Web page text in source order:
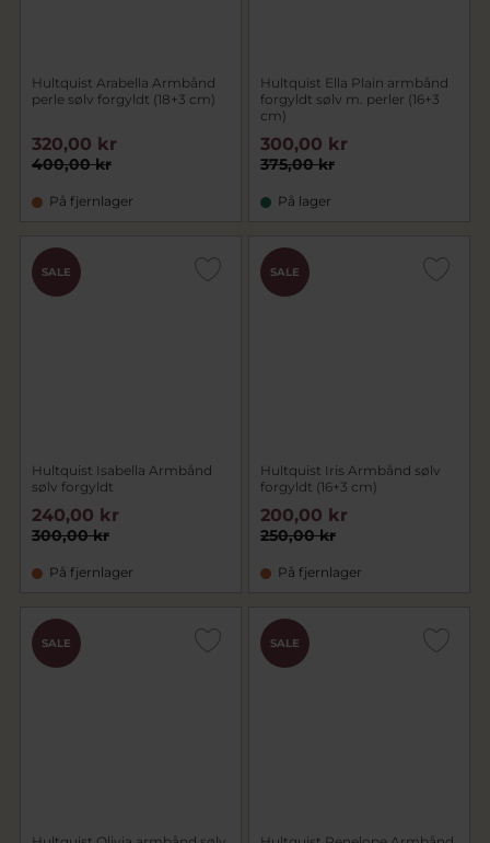
Hultquist Arabella Armbånd
perle sølv forgyldt (18+3 cm)
400,00 kr
320,00 kr
På fjernlager
Hultquist Ella Plain armbånd
forgyldt sølv m. perler (16+3
cm)
375,00 kr
300,00 kr
På lager
SALE
Hultquist Isabella Armbånd
sølv forgyldt
300,00 kr
240,00 kr
På fjernlager
SALE
Hultquist Iris Armbånd sølv
forgyldt (16+3 cm)
250,00 kr
200,00 kr
På fjernlager
SALE SALE